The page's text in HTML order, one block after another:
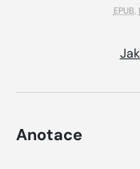
EPUB,
Anotace